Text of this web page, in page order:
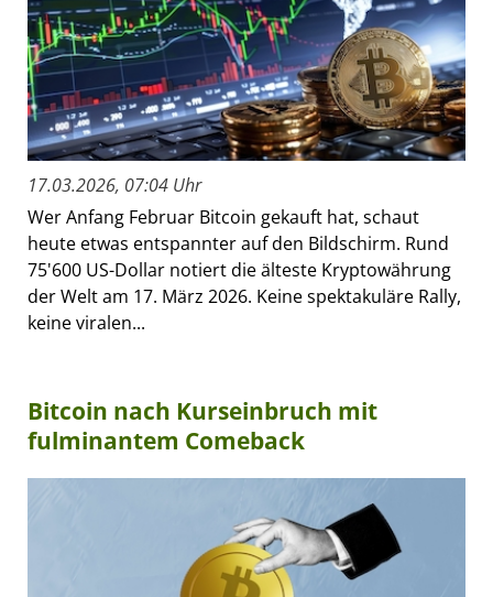
17.03.2026, 07:04 Uhr
Wer Anfang Februar Bitcoin gekauft hat, schaut
heute etwas entspannter auf den Bildschirm. Rund
75'600 US-Dollar notiert die älteste Kryptowährung
der Welt am 17. März 2026. Keine spektakuläre Rally,
keine viralen...
Bitcoin nach Kurseinbruch mit
fulminantem Comeback